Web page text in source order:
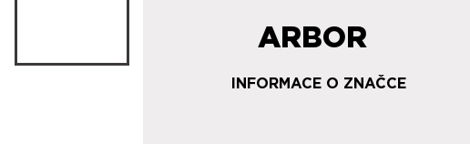
ARBOR
INFORMACE O ZNAČCE